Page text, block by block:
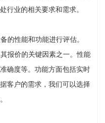
行业的相关要求和需求。
的性能和功能进行评估。
报价的关键因素之一。性能
确度等。功能方面包括实时
客户的需求，我们可以选择